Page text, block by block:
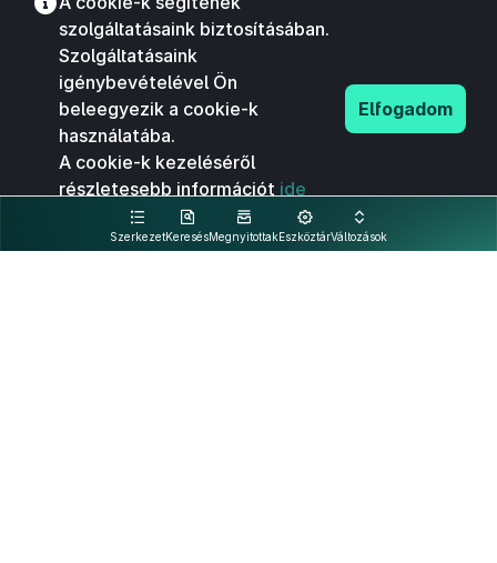
SzerkezetKeresésMegnyitottakEszköztárVáltozások
szolgáltatásaink biztosításában.
Szolgáltatásaink
igénybevételével Ön
beleegyezik a cookie-k
használatába.
A cookie-k kezeléséről
részletesebb információt ide
kattintva olvashat.
Elfogadom